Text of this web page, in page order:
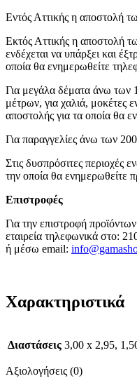
Εντός Αττικής η αποστολή
Εκτός Αττικής η αποστολή
ενδέχεται να υπάρξει και
οποία θα ενημερωθείτε
Για μεγάλα δέματα άνω των
μέτρων, για χαλιά, μοκέτες
αποστολής για τα οποία θα
Για παραγγελίες άνω των
Στις δυσπρόσιτες περιοχές
την οποία θα ενημερωθείτε
Επιστροφές
Για την επιστροφή
εταιρεία τηλεφωνικά στο:
ή μέσω email:
Χαρακτηριστικά
Διαστάσεις 3,00 x 2,95,
Αξιολογήσεις (0)